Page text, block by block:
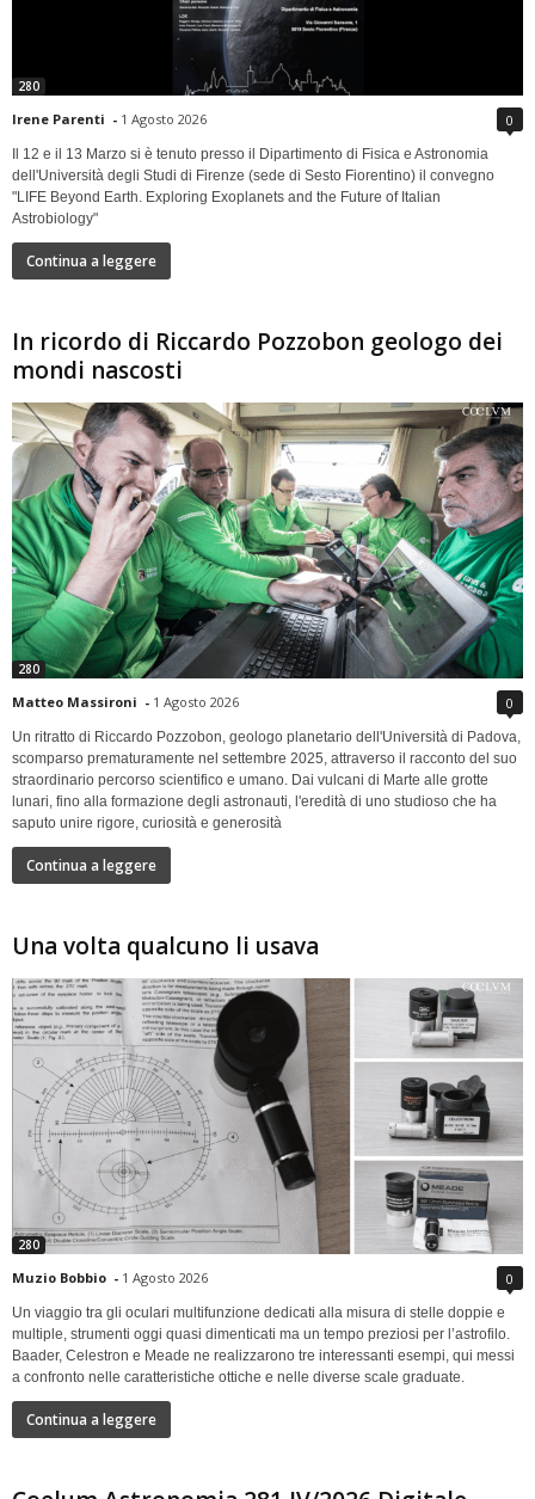
280
Irene Parenti - 1 Agosto 2026 0
Il 12 e il 13 Marzo si è tenuto presso il Dipartimento di Fisica e Astronomia
dell'Università degli Studi di Firenze (sede di Sesto Fiorentino) il convegno
"LIFE Beyond Earth. Exploring Exoplanets and the Future of Italian
Astrobiology"
Continua a leggere
In ricordo di Riccardo Pozzobon geologo dei
mondi nascosti
280
Matteo Massironi - 1 Agosto 2026 0
Un ritratto di Riccardo Pozzobon, geologo planetario dell'Università di Padova,
scomparso prematuramente nel settembre 2025, attraverso il racconto del suo
straordinario percorso scientifico e umano. Dai vulcani di Marte alle grotte
lunari, fino alla formazione degli astronauti, l'eredità di uno studioso che ha
saputo unire rigore, curiosità e generosità
Continua a leggere
Una volta qualcuno li usava
280
Muzio Bobbio - 1 Agosto 2026 0
Un viaggio tra gli oculari multifunzione dedicati alla misura di stelle doppie e
multiple, strumenti oggi quasi dimenticati ma un tempo preziosi per l’astrofilo.
Baader, Celestron e Meade ne realizzarono tre interessanti esempi, qui messi
a confronto nelle caratteristiche ottiche e nelle diverse scale graduate.
Continua a leggere